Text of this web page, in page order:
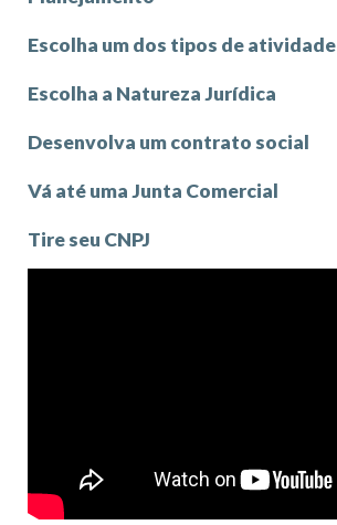
Escolha um dos tipos de atividade
Escolha a Natureza Jurídica
Desenvolva um contrato social
Vá até uma Junta Comercial
Tire seu CNPJ